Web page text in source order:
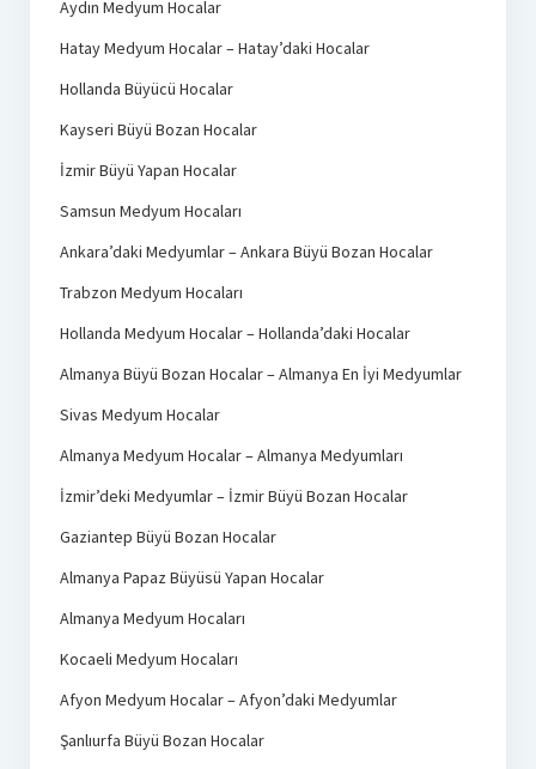
Aydın Medyum Hocalar
Hatay Medyum Hocalar – Hatay’daki Hocalar
Hollanda Büyücü Hocalar
Kayseri Büyü Bozan Hocalar
İzmir Büyü Yapan Hocalar
Samsun Medyum Hocaları
Ankara’daki Medyumlar – Ankara Büyü Bozan Hocalar
Trabzon Medyum Hocaları
Hollanda Medyum Hocalar – Hollanda’daki Hocalar
Almanya Büyü Bozan Hocalar – Almanya En İyi Medyumlar
Sivas Medyum Hocalar
Almanya Medyum Hocalar – Almanya Medyumları
İzmir’deki Medyumlar – İzmir Büyü Bozan Hocalar
Gaziantep Büyü Bozan Hocalar
Almanya Papaz Büyüsü Yapan Hocalar
Almanya Medyum Hocaları
Kocaeli Medyum Hocaları
Afyon Medyum Hocalar – Afyon’daki Medyumlar
Şanlıurfa Büyü Bozan Hocalar